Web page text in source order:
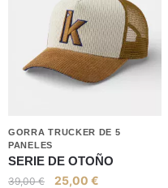
GORRA TRUCKER DE 5
PANELES
SERIE DE OTOÑO
39,00€ 25,00 €